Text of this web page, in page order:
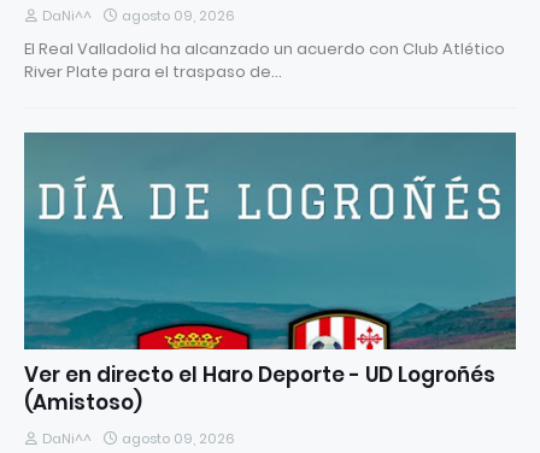
DaNi^^ agosto 09, 2026
El Real Valladolid ha alcanzado un acuerdo con Club Atlético
River Plate para el traspaso de…
Ver en directo el Haro Deporte - UD Logroñés
(Amistoso)
DaNi^^ agosto 09, 2026